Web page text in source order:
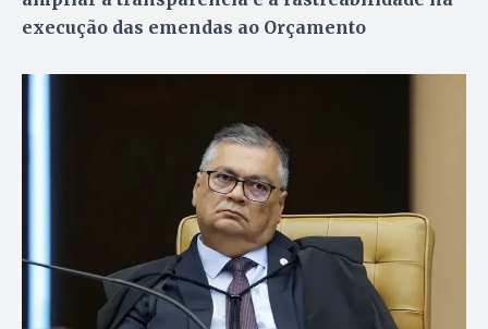
execução das emendas ao Orçamento